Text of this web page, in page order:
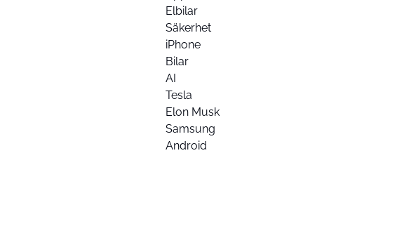
Elbilar
Säkerhet
iPhone
Bilar
AI
Tesla
Elon Musk
Samsung
Android